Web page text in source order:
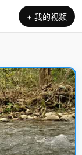
+ 我的视频